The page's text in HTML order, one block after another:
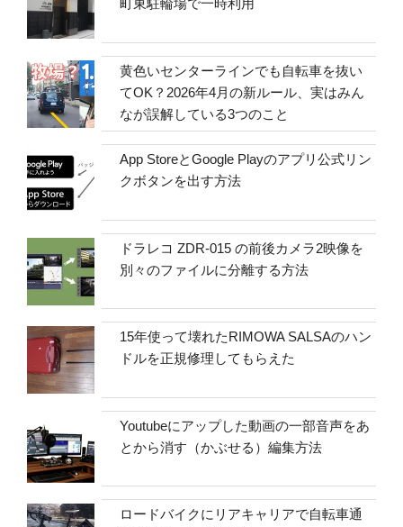
町東駐輪場で一時利用
黄色いセンターラインでも自転車を抜い
てOK？2026年4月の新ルール、実はみん
なが誤解している3つのこと
App StoreとGoogle Playのアプリ公式リン
クボタンを出す方法
ドラレコ ZDR-015 の前後カメラ2映像を
別々のファイルに分離する方法
15年使って壊れたRIMOWA SALSAのハン
ドルを正規修理してもらえた
Youtubeにアップした動画の一部音声をあ
とから消す（かぶせる）編集方法
ロードバイクにリアキャリアで自転車通